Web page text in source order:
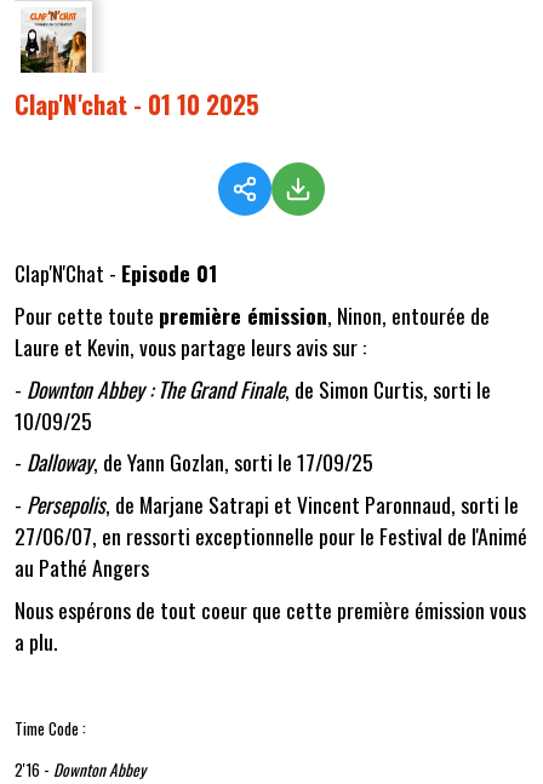
Clap'N'chat - 01 10 2025
Clap'N'Chat - Episode 01
Pour cette toute première émission, Ninon, entourée de
Laure et Kevin, vous partage leurs avis sur :
- Downton Abbey : The Grand Finale, de Simon Curtis, sorti le
10/09/25
- Dalloway, de Yann Gozlan, sorti le 17/09/25
- Persepolis, de Marjane Satrapi et Vincent Paronnaud, sorti le
27/06/07, en ressorti exceptionnelle pour le Festival de l'Animé
au Pathé Angers
Nous espérons de tout coeur que cette première émission vous
a plu.
Time Code :
2'16 - Downton Abbey